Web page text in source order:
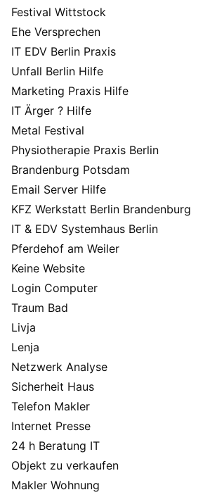
Festival Wittstock
Ehe Versprechen
IT EDV Berlin Praxis
Unfall Berlin Hilfe
Marketing Praxis Hilfe
IT Ärger ? Hilfe
Metal Festival
Physiotherapie Praxis Berlin
Brandenburg Potsdam
Email Server Hilfe
KFZ Werkstatt Berlin Brandenburg
IT & EDV Systemhaus Berlin
Pferdehof am Weiler
Keine Website
Login Computer
Traum Bad
Livja
Lenja
Netzwerk Analyse
Sicherheit Haus
Telefon Makler
Internet Presse
24 h Beratung IT
Objekt zu verkaufen
Makler Wohnung